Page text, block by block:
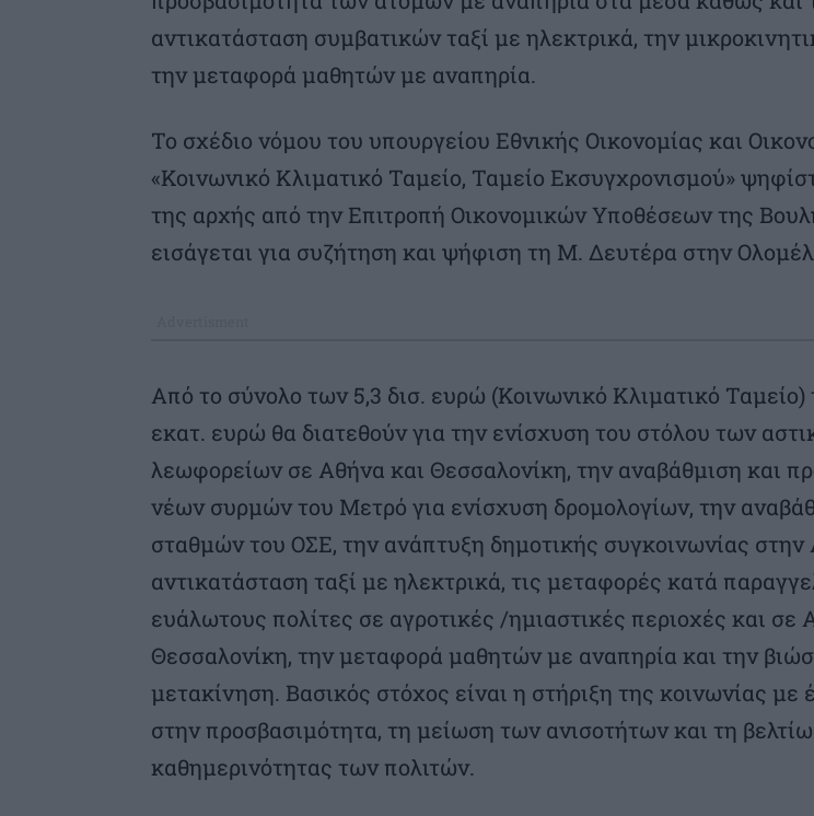
αντικατάσταση συμβατικών ταξί με ηλεκτρικά, την
την μεταφορά μαθητών με αναπηρία.
Το σχέδιο νόμου του υπουργείου Εθνικής Οικονομίας και
«Κοινωνικό Κλιματικό Ταμείο, Ταμείο Εκσυγχρονισμού»
της αρχής από την Επιτροπή Οικονομικών Υποθέσεων της
εισάγεται για συζήτηση και ψήφιση τη Μ. Δευτέρα στην
Από το σύνολο των 5,3 δισ. ευρώ (Κοινωνικό Κλιματικό Ταμείο)
εκατ. ευρώ θα διατεθούν για την ενίσχυση του στόλου των
λεωφορείων σε Αθήνα και Θεσσαλονίκη, την αναβάθμιση και
νέων συρμών του Μετρό για ενίσχυση δρομολογίων, την
σταθμών του ΟΣΕ, την ανάπτυξη δημοτικής συγκοινωνίας στην
αντικατάσταση ταξί με ηλεκτρικά, τις μεταφορές κατά
ευάλωτους πολίτες σε αγροτικές /ημιαστικές περιοχές και σε
Θεσσαλονίκη, την μεταφορά μαθητών με αναπηρία και την
μετακίνηση. Βασικός στόχος είναι η στήριξη της κοινωνίας με
στην προσβασιμότητα, τη μείωση των ανισοτήτων και τη
καθημερινότητας των πολιτών.